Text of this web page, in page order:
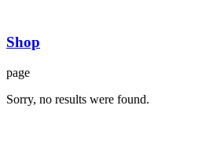
Shop
page
Sorry, no results were found.